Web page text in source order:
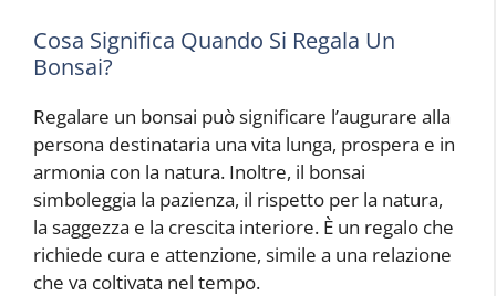
Cosa Significa Quando Si Regala Un
Bonsai?
Regalare un bonsai può significare l’augurare alla
persona destinataria una vita lunga, prospera e in
armonia con la natura. Inoltre, il bonsai
simboleggia la pazienza, il rispetto per la natura,
la saggezza e la crescita interiore. È un regalo che
richiede cura e attenzione, simile a una relazione
che va coltivata nel tempo.